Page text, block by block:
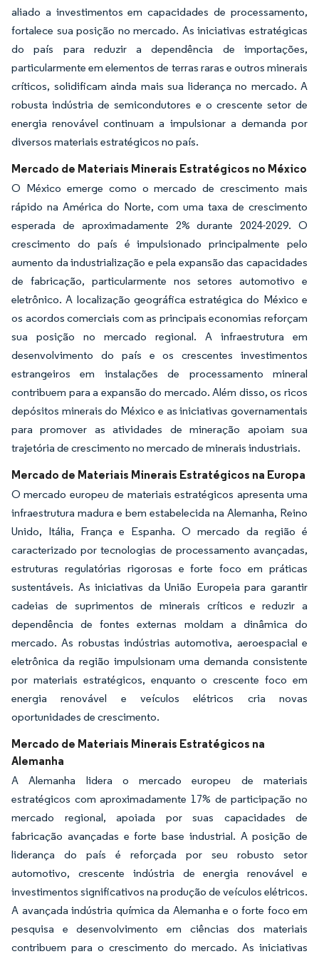
aliado a investimentos em capacidades de processamento,
fortalece sua posição no mercado. As iniciativas estratégicas
do país para reduzir a dependência de importações,
particularmente em elementos de terras raras e outros minerais
críticos, solidificam ainda mais sua liderança no mercado. A
robusta indústria de semicondutores e o crescente setor de
energia renovável continuam a impulsionar a demanda por
diversos materiais estratégicos no país.
Mercado de Materiais Minerais Estratégicos no México
O México emerge como o mercado de crescimento mais
rápido na América do Norte, com uma taxa de crescimento
esperada de aproximadamente 2% durante 2024-2029. O
crescimento do país é impulsionado principalmente pelo
aumento da industrialização e pela expansão das capacidades
de fabricação, particularmente nos setores automotivo e
eletrônico. A localização geográfica estratégica do México e
os acordos comerciais com as principais economias reforçam
sua posição no mercado regional. A infraestrutura em
desenvolvimento do país e os crescentes investimentos
estrangeiros em instalações de processamento mineral
contribuem para a expansão do mercado. Além disso, os ricos
depósitos minerais do México e as iniciativas governamentais
para promover as atividades de mineração apoiam sua
trajetória de crescimento no mercado de minerais industriais.
Mercado de Materiais Minerais Estratégicos na Europa
O mercado europeu de materiais estratégicos apresenta uma
infraestrutura madura e bem estabelecida na Alemanha, Reino
Unido, Itália, França e Espanha. O mercado da região é
caracterizado por tecnologias de processamento avançadas,
estruturas regulatórias rigorosas e forte foco em práticas
sustentáveis. As iniciativas da União Europeia para garantir
cadeias de suprimentos de minerais críticos e reduzir a
dependência de fontes externas moldam a dinâmica do
mercado. As robustas indústrias automotiva, aeroespacial e
eletrônica da região impulsionam uma demanda consistente
por materiais estratégicos, enquanto o crescente foco em
energia renovável e veículos elétricos cria novas
oportunidades de crescimento.
Mercado de Materiais Minerais Estratégicos na
Alemanha
A Alemanha lidera o mercado europeu de materiais
estratégicos com aproximadamente 17% de participação no
mercado regional, apoiada por suas capacidades de
fabricação avançadas e forte base industrial. A posição de
liderança do país é reforçada por seu robusto setor
automotivo, crescente indústria de energia renovável e
investimentos significativos na produção de veículos elétricos.
A avançada indústria química da Alemanha e o forte foco em
pesquisa e desenvolvimento em ciências dos materiais
contribuem para o crescimento do mercado. As iniciativas